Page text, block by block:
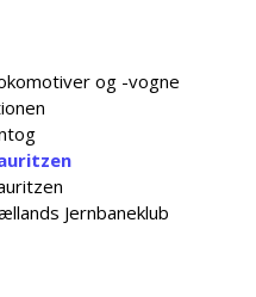
og -vogne
Jernbaneklub